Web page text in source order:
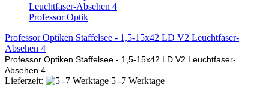
Professor Optik
Professor Optiken Staffelsee - 1,5-15x42 LD V2 Leuchtfaser-
Absehen 4
Professor Optiken Staffelsee - 1,5-15x42 LD V2 Leuchtfaser-
Absehen 4
Lieferzeit: 5 -7 Werktage